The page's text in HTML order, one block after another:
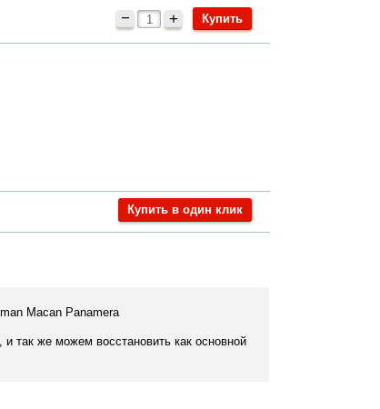
− +
Купить в один клик
Macan Panamera
так же можем восстановить как основной